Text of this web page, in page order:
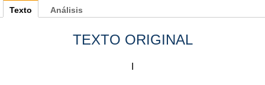
Texto
TEXTO ORIGINAL
Análisis